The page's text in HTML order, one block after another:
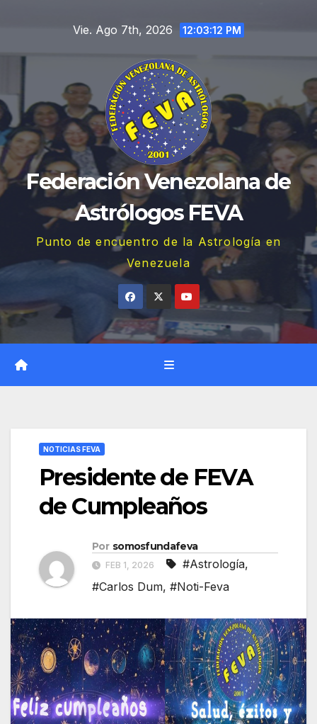
contenido
Vie. Ago 7th, 2026 12:03:13 PM
Federación Venezolana de
Astrólogos FEVA
Punto de encuentro de la Astrología en
Venezuela
NOTICIAS FEVA
Presidente de FEVA
de Cumpleaños
Por somosfundafeva
FEB 1, 2026 #Astrología,
#Carlos Dum, #Noti-Feva